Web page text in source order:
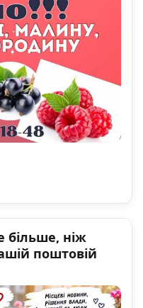
більше, ніж
поштовій